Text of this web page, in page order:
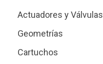
Actuadores y Válvulas
Geometrías
Cartuchos